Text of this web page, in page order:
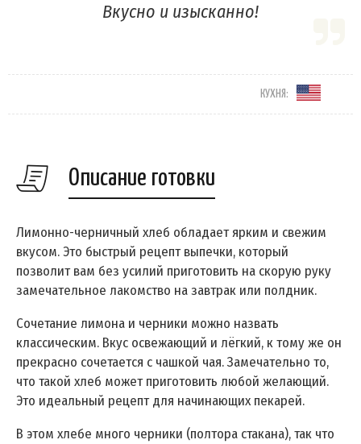
Вкусно и изысканно!
КУХНЯ:
Описание готовки
Лимонно-черничный хлеб обладает ярким и свежим
вкусом. Это быстрый рецепт выпечки, который
позволит вам без усилий приготовить на скорую руку
замечательное лакомство на завтрак или полдник.
Сочетание лимона и черники можно назвать
классическим. Вкус освежающий и лёгкий, к тому же он
прекрасно сочетается с чашкой чая. Замечательно то,
что такой хлеб может приготовить любой желающий.
Это идеальный рецепт для начинающих пекарей.
В этом хлебе много черники (полтора стакана), так что